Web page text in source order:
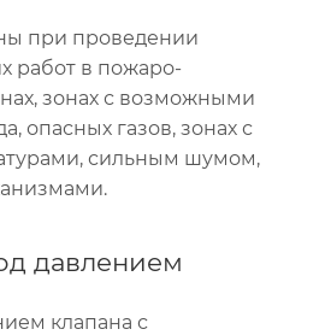
при проведении
работ в пожаро-
зонах с возможными
опасных газов, зонах с
сильным шумом,
давлением
клапана с